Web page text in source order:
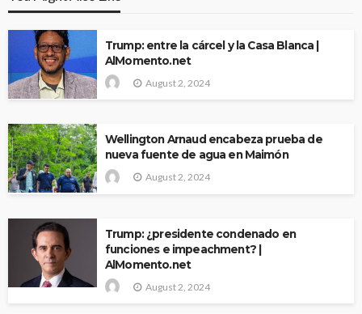
Trump: entre la cárcel y la Casa Blanca |
AlMomento.net
August 2, 2024
Wellington Arnaud encabeza prueba de
nueva fuente de agua en Maimón
August 2, 2024
Trump: ¿presidente condenado en
funciones e impeachment? |
AlMomento.net
August 2, 2024